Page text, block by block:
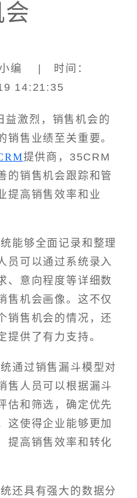
小编 | 时间：
14:21:35
益激烈，销售机会的
销售业绩至关重要。
提供商，35CRM
的销售机会跟踪和管
提高销售效率和业
能够全面记录和整理
员可以通过系统录入
、意向程度等详细数
售机会画像。这不仅
销售机会的情况，还
提供了有力支持。
通过销售漏斗模型对
售人员可以根据漏斗
估和筛选，确定优先
这使得企业能够更加
提高销售效率和转化
还具有强大的数据分